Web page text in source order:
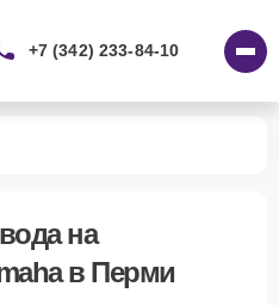
+7 (342) 233-84-10
на
в Перми